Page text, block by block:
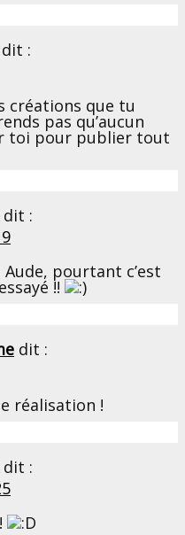
dit :
créations que tu
pas qu’aucun
toi pour publier tout
dit :
pourtant c’est
!!
dit :
réalisation !
dit :